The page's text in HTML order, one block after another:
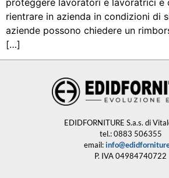
rientrare in azienda in condizioni di
aziende possono chiedere un
[…]
EDIDFORNITURE S.a.s. di
tel.: 0883 506355
email:
P. IVA 04984740722